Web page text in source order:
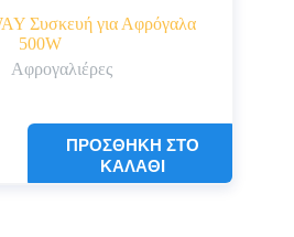
Συσκευή για Αφρόγαλα
500W
Αφρογαλιέρες
ΠΡΟΣΘΉΚΗ ΣΤΟ
ΚΑΛΆΘΙ